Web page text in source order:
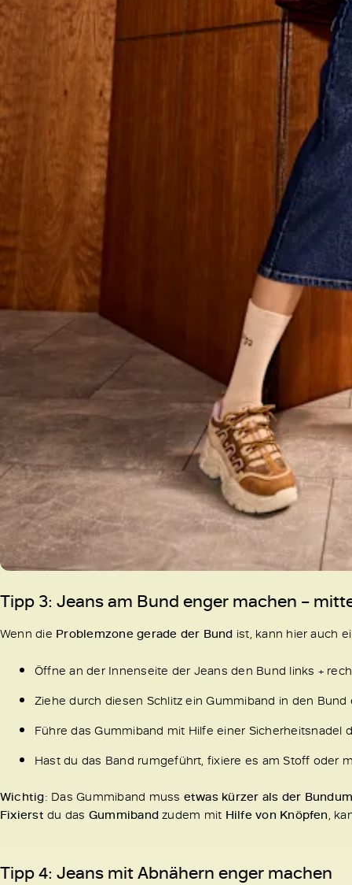
Tipp 3: Jeans am Bund enger machen –
Wenn die Problemzone gerade der Bund ist, kann hier auch
Öffne an der Innenseite der Jeans den Bund links +
Ziehe durch diesen Schlitz ein Gummiband in den
Führe das Gummiband mit Hilfe einer
Hast du das Band rumgeführt, fixiere es am Stoff oder
Wichtig: Das Gummiband muss etwas kürzer als der
Fixierst du das Gummiband zudem mit Hilfe von Knöpfen ,
Tipp 4: Jeans mit Abnähern enger machen